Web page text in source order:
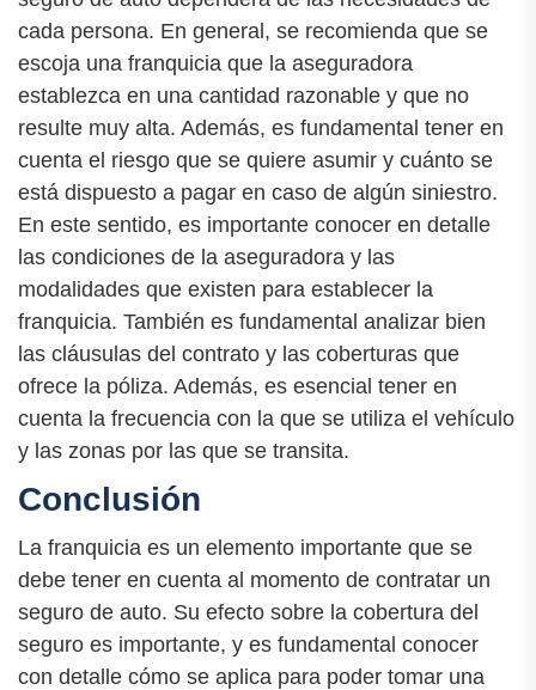
cada persona. En general, se recomienda que se
escoja una franquicia que la aseguradora
establezca en una cantidad razonable y que no
resulte muy alta. Además, es fundamental tener en
cuenta el riesgo que se quiere asumir y cuánto se
está dispuesto a pagar en caso de algún siniestro.
En este sentido, es importante conocer en detalle
las condiciones de la aseguradora y las
modalidades que existen para establecer la
franquicia. También es fundamental analizar bien
las cláusulas del contrato y las coberturas que
ofrece la póliza. Además, es esencial tener en
cuenta la frecuencia con la que se utiliza el vehículo
y las zonas por las que se transita.
Conclusión
La franquicia es un elemento importante que se
debe tener en cuenta al momento de contratar un
seguro de auto. Su efecto sobre la cobertura del
seguro es importante, y es fundamental conocer
con detalle cómo se aplica para poder tomar una